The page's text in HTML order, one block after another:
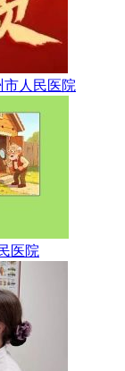
市人民医院
医院